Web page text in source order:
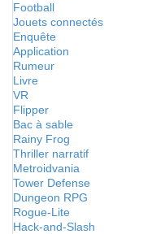
Football
Jouets connectés
Enquête
Application
Rumeur
Livre
VR
Flipper
Bac à sable
Rainy Frog
Thriller narratif
Metroidvania
Tower Defense
Dungeon RPG
Rogue-Lite
Hack-and-Slash